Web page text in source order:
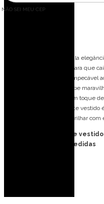
NÃO SEI MEU CEP
Vestido de festa longo exala
imponente. O modelo tomara que
enquanto seu caimento impecável
acentuada por uma echarpe
ombros, acrescentando um toque
com o contemporâneo, este
especial onde se deseja brilhar com
FORMA PEQUENA: esse
consulte tabela de medidas